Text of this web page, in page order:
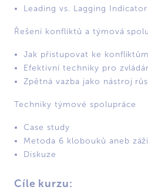
Leading vs. Lagging
Řešení konfliktů a týmová
Jak přistupovat ke
Efektivní techniky pro
Zpětná vazba jako nástroj
Techniky týmové spolupráce
Case study
Metoda 6 klobouků aneb
Diskuze
Cíle kurzu: